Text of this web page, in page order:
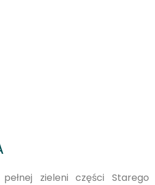
zieleni części Starego